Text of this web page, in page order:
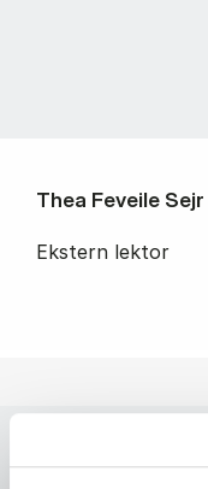
Thea Feveile
Ekstern lektor